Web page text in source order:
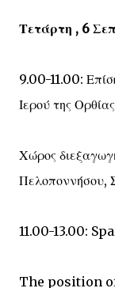
Τετάρτη , 6
9.00-11.00:
Ιερού της
Χώρος
Πελοποννήσου,
11.00-13.00:
The position